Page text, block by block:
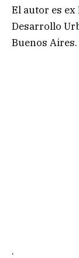
El autor es
Desarrollo
Buenos Aires.
.